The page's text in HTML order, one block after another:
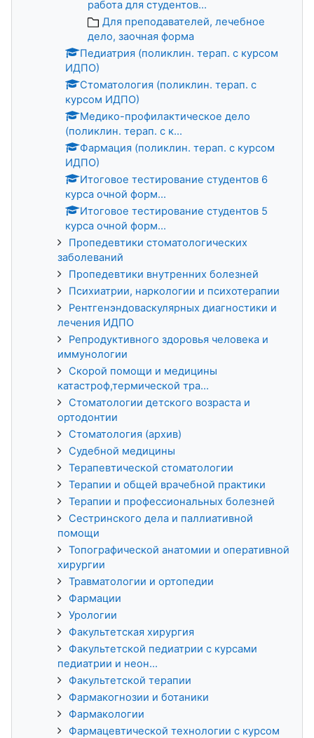
работа для студентов...
Для преподавателей, лечебное
дело, заочная форма
Педиатрия (поликлин. терап. с курсом
ИДПО)
Стоматология (поликлин. терап. с
курсом ИДПО)
Медико-профилактическое дело
(поликлин. терап. с к...
Фармация (поликлин. терап. с курсом
ИДПО)
Итоговое тестирование студентов 6
курса очной форм...
Итоговое тестирование студентов 5
курса очной форм...
Пропедевтики стоматологических
заболеваний
Пропедевтики внутренних болезней
Психиатрии, наркологии и психотерапии
Рентгенэндоваскулярных диагностики и
лечения ИДПО
Репродуктивного здоровья человека и
иммунологии
Скорой помощи и медицины
катастроф,термической тра...
Стоматологии детского возраста и
ортодонтии
Стоматология (архив)
Судебной медицины
Терапевтической стоматологии
Терапии и общей врачебной практики
Терапии и профессиональных болезней
Сестринского дела и паллиативной
помощи
Топографической анатомии и оперативной
хирургии
Травматологии и ортопедии
Фармации
Урологии
Факультетская хирургия
Факультетской педиатрии с курсами
педиатрии и неон...
Факультетской терапии
Фармакогнозии и ботаники
Фармакологии
Фармацевтической технологии с курсом